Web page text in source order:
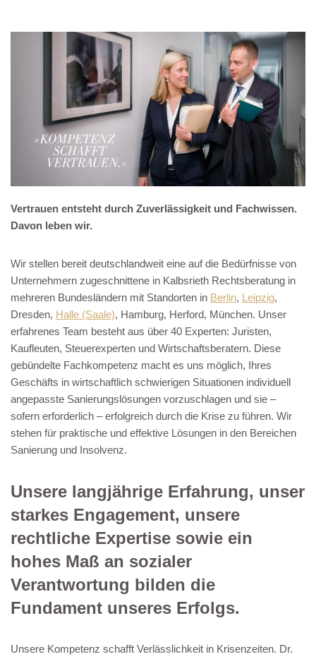
Vertrauen entsteht durch Zuverlässigkeit und Fachwissen.
Davon leben wir.
Wir stellen bereit deutschlandweit eine auf die Bedürfnisse von
Unternehmern zugeschnittene in Kalbsrieth Rechtsberatung in
mehreren Bundesländern mit Standorten in Berlin, Leipzig,
Dresden, Halle (Saale), Hamburg, Herford, München. Unser
erfahrenes Team besteht aus über 40 Experten: Juristen,
Kaufleuten, Steuerexperten und Wirtschaftsberatern. Diese
gebündelte Fachkompetenz macht es uns möglich, Ihres
Geschäfts in wirtschaftlich schwierigen Situationen individuell
angepasste Sanierungslösungen vorzuschlagen und sie –
sofern erforderlich – erfolgreich durch die Krise zu führen. Wir
stehen für praktische und effektive Lösungen in den Bereichen
Sanierung und Insolvenz.
Unsere langjährige Erfahrung, unser
starkes Engagement, unsere
rechtliche Expertise sowie ein
hohes Maß an sozialer
Verantwortung bilden die
Fundament unseres Erfolgs.
Unsere Kompetenz schafft Verlässlichkeit in Krisenzeiten. Dr.